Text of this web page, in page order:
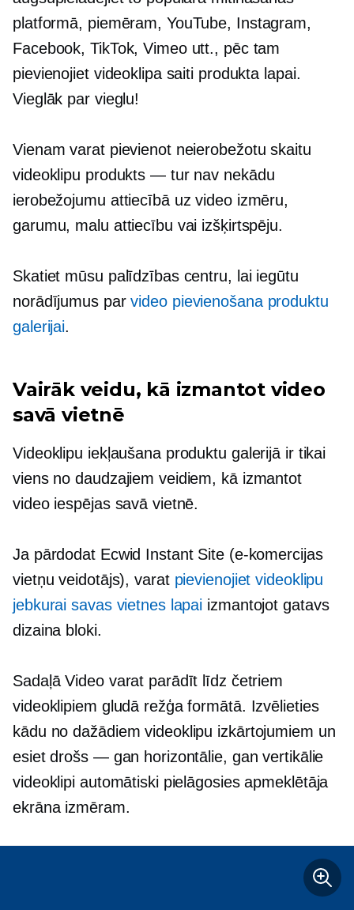
platformā, piemēram, YouTube, Instagram,
Facebook, TikTok, Vimeo utt., pēc tam
pievienojiet videoklipa saiti produkta lapai.
Vieglāk par vieglu!
Vienam varat pievienot neierobežotu skaitu
videoklipu produkts — turnav nekādu
ierobežojumu attiecībā uz video izmēru,
garumu, malu attiecību vai izšķirtspēju.
Skatiet mūsu palīdzības centru, lai iegūtu
norādījumus parvideo pievienošana produktu
galerijai.
Vairāk veidu, kā izmantot video
savā vietnē
Videoklipu iekļaušana produktu galerijā ir tikai
viens no daudzajiem veidiem, kā izmantot
video iespējas savā vietnē.
Ja pārdodat Ecwid Instant Site (e-komercijas
vietņu veidotājs), varat pievienojiet videoklipu
jebkurai savas vietnes lapai izmantojotgatavs
dizaina bloki.
Sadaļā Video varat parādīt līdz četriem
videoklipiem gludā režģa formātā. Izvēlieties
kādu no dažādiem videoklipu izkārtojumiem un
esiet drošs — gan horizontālie, gan vertikālie
videoklipi automātiski pielāgosies apmeklētāja
ekrāna izmēram.